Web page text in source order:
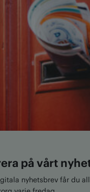
på vårt
nyhetsbrev får du